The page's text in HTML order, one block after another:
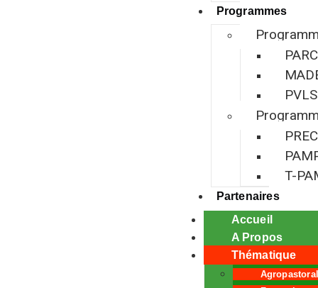
Programmes
PVLS
T-
Partenaires
Accueil
A Propos
Thématique